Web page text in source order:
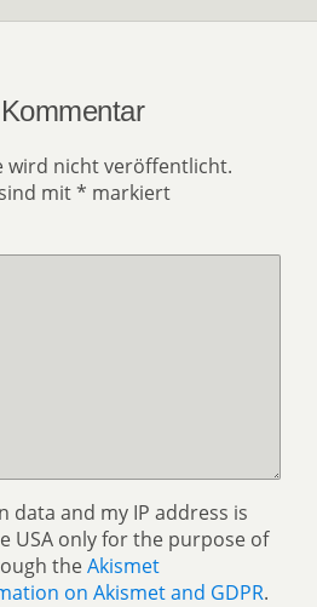
wird nicht veröffentlicht.
mit* markiert
data and my IP address is
USA only for the purpose of
theAkismet
on Akismet and GDPR.